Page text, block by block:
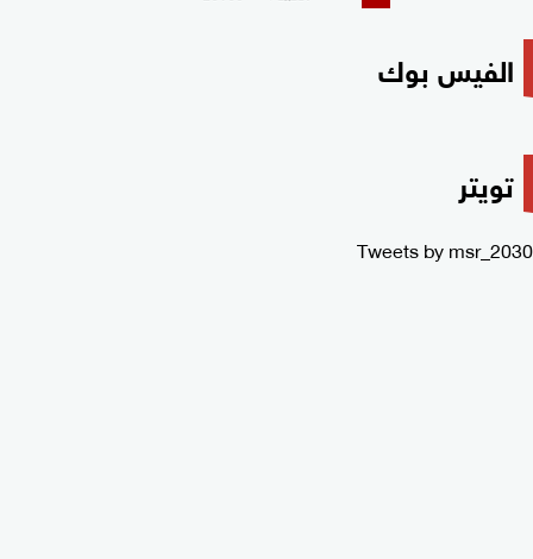
الفيس بوك
تويتر
Tweets by msr_2030